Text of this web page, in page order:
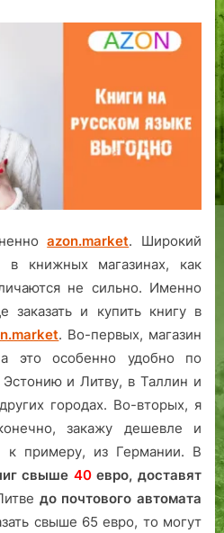
azon.market. Широкий
книжных магазинах, как
не сильно. Именно
заказать и купить книгу в
. Во-первых, магазин
это особенно удобно по
Эстонию и Литву, в Таллин и
городах. Во-вторых, я
закажу дешевле и
к примеру, из Германии. В
свыше 40евро, доставят
до почтового автомата
свыше 65 евро, то могут